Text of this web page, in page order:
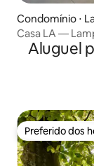
Condomínio ⋅
Casa LA —
Aluguel
Preferido dos
Preferido dos